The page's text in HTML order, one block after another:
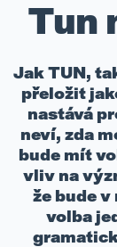
Tun
Jak TUN,
přeložit
nastává
neví, zda
bude mít
vliv na
že bude
volba